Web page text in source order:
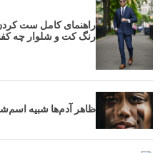
راهنمای کامل ست
رنگ کت و شلوار چه
ظاهر آدم‌ها شبیه